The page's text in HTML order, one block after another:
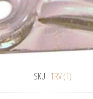
SKU: TRV (1)